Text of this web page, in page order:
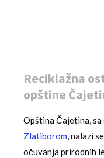
Reciklažna
opštine
Opština Čajetina,
Zlatiborom, nalazi
očuvanja prirodnih